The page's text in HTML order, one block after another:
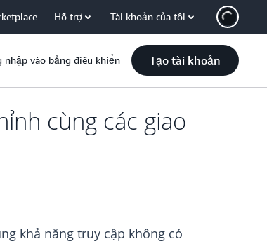
Hỗ trợ Tài khoản của tôi
nhập vào bảng điều khiển Tạo tài khoản
cùng các giao
khả năng truy cập không có